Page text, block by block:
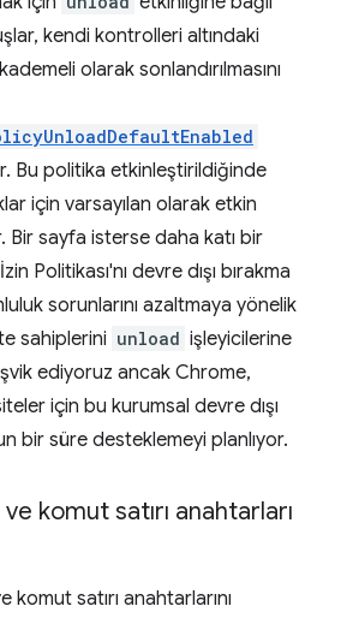
kendi kontrolleri altındaki
olarak sonlandırılmasını
Bu politika etkinleştirildiğinde
için varsayılan olarak etkin
Bir sayfa isterse daha katı bir
Politikası'nı devre dışı bırakma
sorunlarını azaltmaya yönelik
sahiplerini unload işleyicilerine
ediyoruz ancak Chrome,
için bu kurumsal devre dışı
bir süre desteklemeyi planlıyor.
komut satırı anahtarları
satırı anahtarlarını